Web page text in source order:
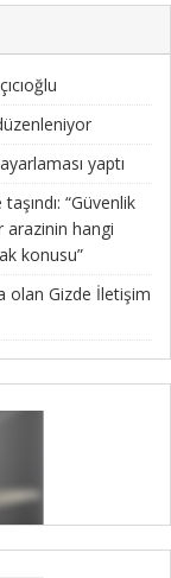
yaptı
“Güvenlik
arazinin hangi
konusu”
olan Gizde İletişim